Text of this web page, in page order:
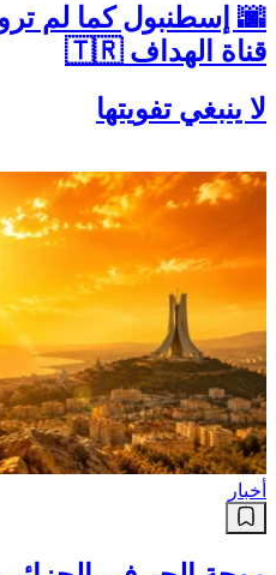
🌆 إسطنبول كما لم
قناة الهداف 🇹🇷
لا ينبغي تفويتها
أخبار